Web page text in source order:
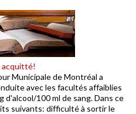
acquitté!
Municipale de Montréal a
avec les facultés affaiblies
d'alcool/100 ml de sang. Dans ce
suivants: difficulté à sortir le